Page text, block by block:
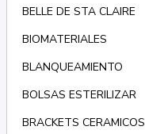
BELLE DE STA CLAIRE
BIOMATERIALES
BLANQUEAMIENTO
BOLSAS ESTERILIZAR
BRACKETS CERAMICOS